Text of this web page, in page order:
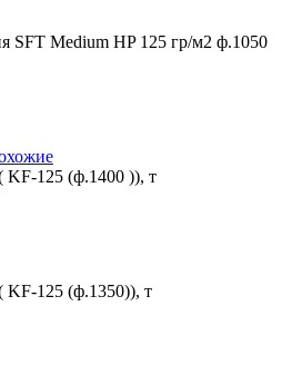
SFT Medium HP 125 гр/м2 ф.1050
KF-125 (ф.1400 )), т
KF-125 (ф.1350)), т